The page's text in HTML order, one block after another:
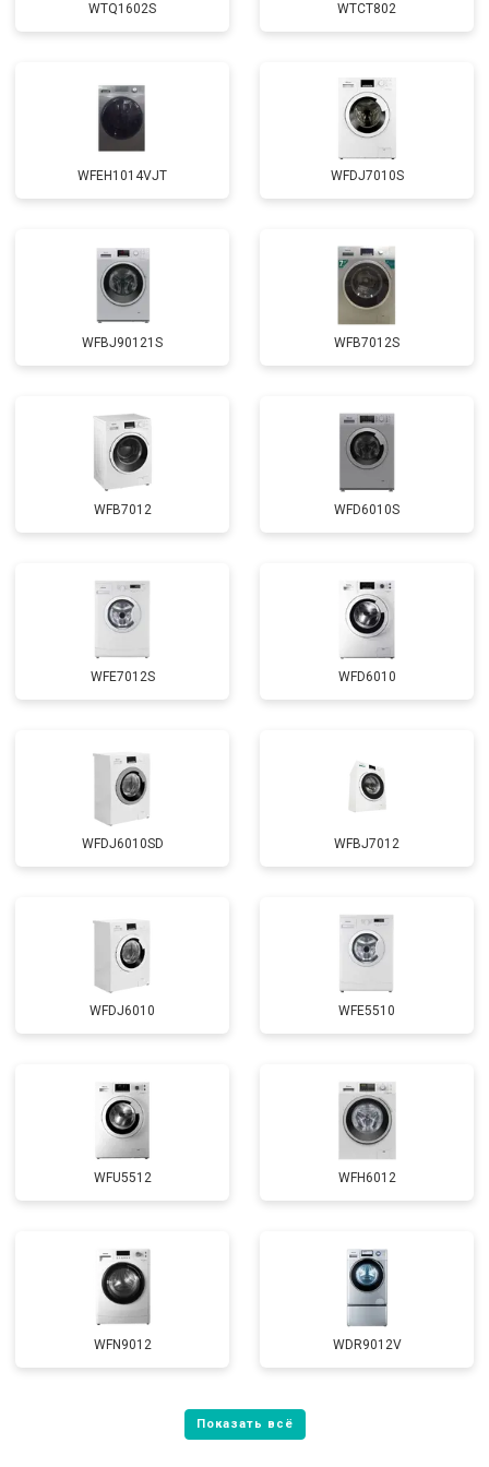
Замена подшипников от 2800 ₽ Заказать
Замена мотора от 3800 ₽ Заказать
от 2200 ₽ Заказать
Замена ТЭН от 2300 ₽ Заказать
Замена блока управления от 3600 ₽ Заказать
Замена прессостата от 3350 ₽ Заказать
Замена сливного насоса от 3450 ₽
Замена сливного шланга от 2100 ₽ Заказать
Замена УБЛ от 2100 ₽ Заказать
Замена приводного ремня от 2550 ₽ Заказать
WTQ1602S WTCT802
WFEH1014VJT WFDJ7010S
WFBJ90121S WFB7012S
WFB7012 WFD6010S
WFE7012S WFD6010
WFDJ6010SD WFBJ7012
WFDJ6010 WFE5510
WFU5512 WFH6012
WFN9012 WDR9012V